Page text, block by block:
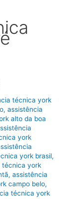
técnica york
,assistência
alto da boa
york
york brasil,
técnica york
,assistência
campo belo,
técnica york